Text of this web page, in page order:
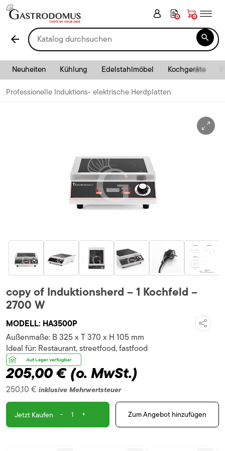
0 0
arrow_back 
Neuheiten Kühlung Edelstahlmöbel Kochgeräte
Professionelle Induktions- elektrische Herdplatten
copy of Induktionsherd – 1 Kochfeld –
2700 W
MODELL: HA3500P
Außenmaße: B 325 x T 370 x H 105 mm
205,00 €(o. MwSt.)
250,10 € inklusive Mehrwertsteuer
Ideal für: Restaurant, streetfood, fastfood
Jetzt Kaufen - + Zum Angebot hinzufügen